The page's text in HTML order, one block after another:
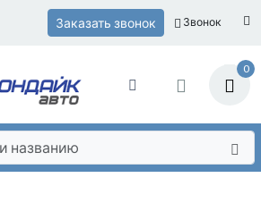
Заказать звонок Звонок
0